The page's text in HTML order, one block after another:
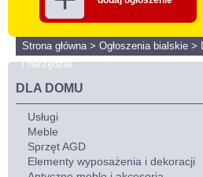
Strona główna> Ogłoszenia bialskie >
i narzędzia
DLA DOMU
Usługi
Meble
Sprzęt AGD
Elementy wyposażenia i dekoracji